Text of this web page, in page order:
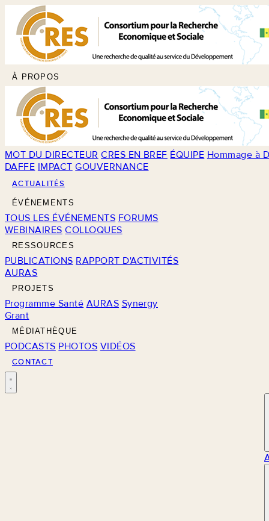
À PROPOS
MOT DU DIRECTEUR CRES EN BREF ÉQUIPE Hommage à
DAFFE IMPACT GOUVERNANCE
ACTUALITÉS
ÉVÉNEMENTS
TOUS LES ÉVÉNEMENTS FORUMS
WEBINAIRES COLLOQUES
RESSOURCES
PUBLICATIONS RAPPORT D'ACTIVITÉS
AURAS
PROJETS
Programme Santé AURAS Synergy
Grant
MÉDIATHÈQUE
PODCASTS PHOTOS VIDÉOS
CONTACT